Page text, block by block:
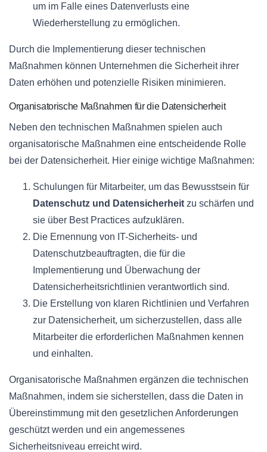
um im Falle eines Datenverlusts eine
Wiederherstellung zu ermöglichen.
Durch die Implementierung dieser technischen
Maßnahmen können Unternehmen die Sicherheit ihrer
Daten erhöhen und potenzielle Risiken minimieren.
Organisatorische Maßnahmen für die Datensicherheit
Neben den technischen Maßnahmen spielen auch
organisatorische Maßnahmen eine entscheidende Rolle
bei der Datensicherheit. Hier einige wichtige Maßnahmen:
Schulungen für Mitarbeiter, um das Bewusstsein für
Datenschutz und Datensicherheit zu schärfen und
sie über Best Practices aufzuklären.
Die Ernennung von IT-Sicherheits- und
Datenschutzbeauftragten, die für die
Implementierung und Überwachung der
Datensicherheitsrichtlinien verantwortlich sind.
Die Erstellung von klaren Richtlinien und Verfahren
zur Datensicherheit, um sicherzustellen, dass alle
Mitarbeiter die erforderlichen Maßnahmen kennen
und einhalten.
Organisatorische Maßnahmen ergänzen die technischen
Maßnahmen, indem sie sicherstellen, dass die Daten in
Übereinstimmung mit den gesetzlichen Anforderungen
geschützt werden und ein angemessenes
Sicherheitsniveau erreicht wird.